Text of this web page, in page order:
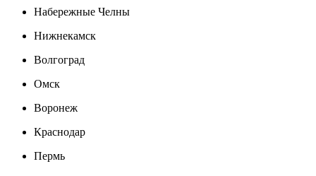
Набережные Челны
Нижнекамск
Волгоград
Омск
Воронеж
Краснодар
Пермь